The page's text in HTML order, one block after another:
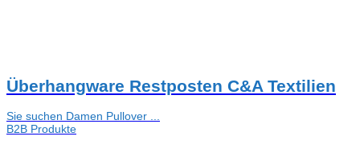
Überhangware Restposten C&A Textilien
Sie suchen Damen Pullover ...
B2B Produkte